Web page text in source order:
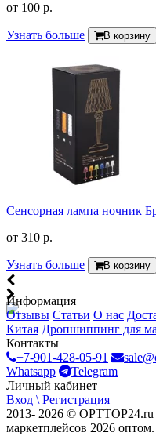
от 100 р.
Узнать больше В корзину
Сенсорная лампа ночник
от 310 р.
Узнать больше В корзину
Информация
Отзывы Статьи О нас
Китая Дропшиппинг для
Контакты
+7-901-428-05-91
Whatsapp
Telegram
Личный кабинет
Вход \ Регистрация
2013- 2026 ©
маркетплейсов 2026